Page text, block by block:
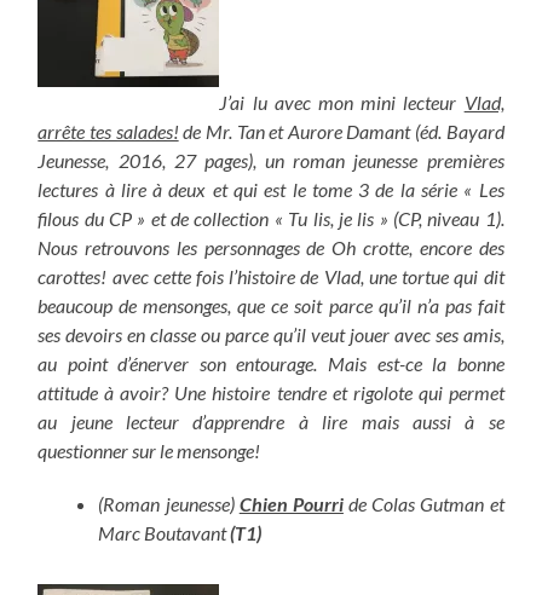
J’ai lu avec mon mini lecteur Vlad,
arrête tes salades! de Mr. Tan et Aurore Damant (éd. Bayard
Jeunesse, 2016, 27 pages), un roman jeunesse premières
lectures à lire à deux et qui est le tome 3 de la série « Les
filous du CP » et de collection « Tu lis, je lis » (CP, niveau 1).
Nous retrouvons les personnages de Oh crotte, encore des
carottes! avec cette fois l’histoire de Vlad, une tortue qui dit
beaucoup de mensonges, que ce soit parce qu’il n’a pas fait
ses devoirs en classe ou parce qu’il veut jouer avec ses amis,
au point d’énerver son entourage. Mais est-ce la bonne
attitude à avoir? Une histoire tendre et rigolote qui permet
au jeune lecteur d’apprendre à lire mais aussi à se
questionner sur le mensonge!
(Roman jeunesse) Chien Pourride Colas Gutman et
Marc Boutavant(T1)